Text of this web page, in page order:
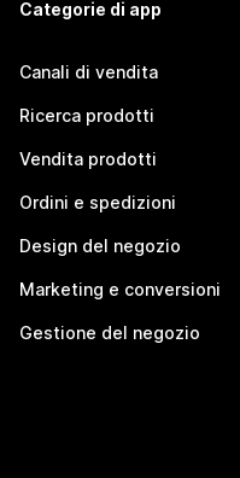
Categorie di app
Canali di vendita
Ricerca prodotti
Vendita prodotti
Ordini e spedizioni
Design del negozio
Marketing e conversioni
Gestione del negozio